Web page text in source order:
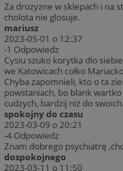
Za drozyzne w sklepach i na
cholota nie glosuje.
mariusz
2023-05-01 o 12:37
-1 Odpowiedz
Cysiu szuko korytka dlo
we Katowicach cołko
Chyba zapomnieli, kto o ta
powstaniach, bo blank
cudzych, bardzij niż do swoich.
spokojny do czasu
2023-03-09 o 20:21
-4 Odpowiedz
Znam dobrego psychiatrę
dospokojnego
2023-03-11 o 11:50